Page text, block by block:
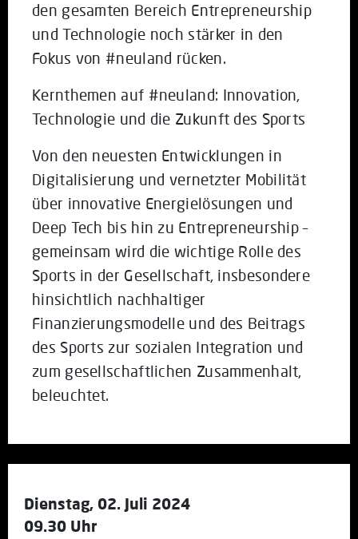
den gesamten Bereich Entrepreneurship
und Technologie noch stärker in den
Fokus von #neuland rücken.
Kernthemen auf #neuland: Innovation,
Technologie und die Zukunft des Sports
Von den neuesten Entwicklungen in
Digitalisierung und vernetzter Mobilität
über innovative Energielösungen und
Deep Tech bis hin zu Entrepreneurship –
gemeinsam wird die wichtige Rolle des
Sports in der Gesellschaft, insbesondere
hinsichtlich nachhaltiger
Finanzierungsmodelle und des Beitrags
des Sports zur sozialen Integration und
zum gesellschaftlichen Zusammenhalt,
beleuchtet.
Dienstag, 02. Juli 2024
09.30 Uhr